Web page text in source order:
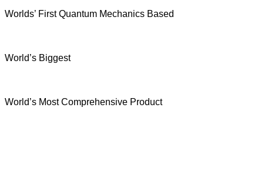
Worlds’ First Quantum Mechanics Based
World’s Biggest
World’s Most Comprehensive Product